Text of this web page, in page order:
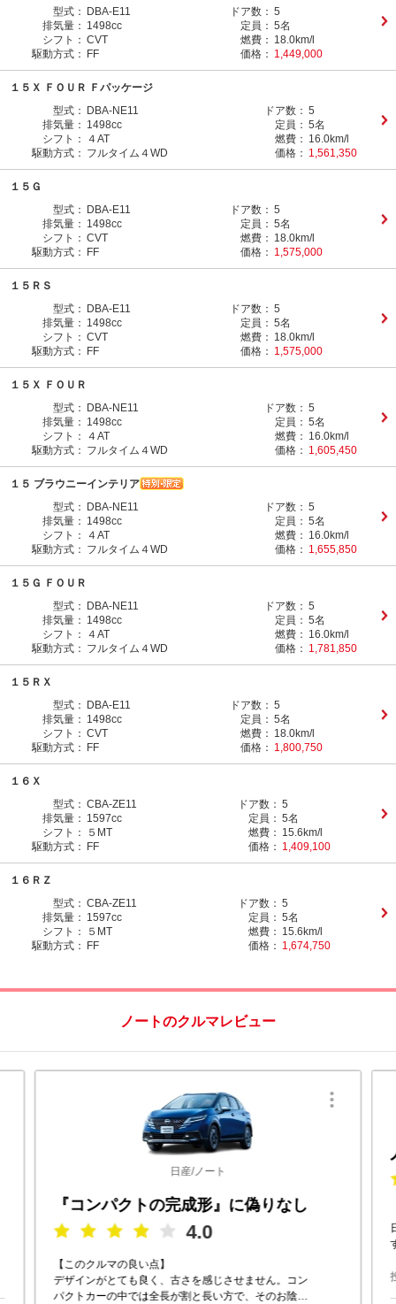
型式： DBA-E11 ドア数： 5
排気量： 1498cc 定員： 5名
シフト： CVT 燃費： 18.0km/l
駆動方式：
FF 価格： 1,449,000
１５Ｘ ＦＯＵＲ Ｆパッケージ
型式：
DBA-NE11 ドア数： 5
排気量： 1498cc 定員： 5名
シフト：
４AT 燃費： 16.0km/l
駆動方式： フルタイム４WD 価格： 1,561,350
１５Ｇ
型式：
DBA-E11 ドア数： 5
排気量： 1498cc 定員： 5名
シフト： CVT 燃費： 18.0km/l
駆動方式：
FF 価格： 1,575,000
１５ＲＳ
型式：
DBA-E11 ドア数： 5
排気量： 1498cc 定員： 5名
シフト： CVT 燃費： 18.0km/l
駆動方式：
FF 価格： 1,575,000
１５Ｘ ＦＯＵＲ
型式：
DBA-NE11 ドア数： 5
排気量： 1498cc 定員： 5名
シフト：
４AT 燃費： 16.0km/l
駆動方式： フルタイム４WD 価格： 1,605,450
１５ ブラウニーインテリア
型式：
DBA-NE11 ドア数： 5
排気量： 1498cc 定員： 5名
シフト：
４AT 燃費： 16.0km/l
駆動方式： フルタイム４WD 価格： 1,655,850
１５Ｇ ＦＯＵＲ
型式：
DBA-NE11 ドア数： 5
排気量： 1498cc 定員： 5名
シフト：
４AT 燃費： 16.0km/l
駆動方式： フルタイム４WD 価格： 1,781,850
１５ＲＸ
型式：
DBA-E11 ドア数： 5
排気量： 1498cc 定員： 5名
シフト： CVT 燃費： 18.0km/l
駆動方式：
FF 価格： 1,800,750
１６Ｘ
型式： CBA-ZE11 ドア数： 5
排気量： 1597cc 定員： 5名
シフト：
５MT 燃費： 15.6km/l
駆動方式：
FF 価格： 1,409,100
１６ＲＺ
型式： CBA-ZE11 ドア数： 5
排気量： 1597cc 定員： 5名
シフト：
５MT 燃費： 15.6km/l
駆動方式：
FF 価格： 1,674,750
ノートのクルマレビュー
日産/ノート
『コンパクトの完成形』に偽りなし
4.0
【このクルマの良い点】
デザインがとても良く、古さを感じさせません。コン
パクトカーの中では全長が割と長い方で、そのお陰も